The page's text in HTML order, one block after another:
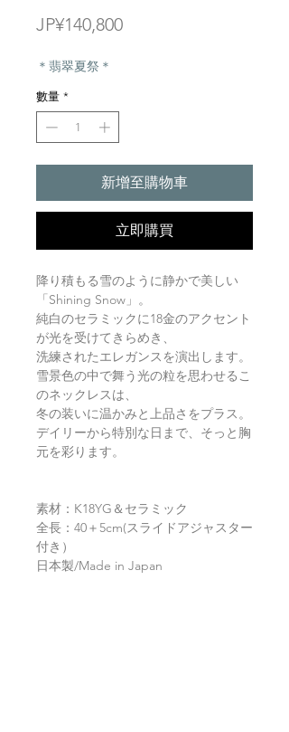
JP¥140,800價
＊翡翠夏祭＊
數量 *
新增至購物車
立即購買
降り積もる雪のように静かで美しい
「Shining Snow」。
純白のセラミックに18金のアクセント
が光を受けてきらめき、
洗練されたエレガンスを演出します。
雪景色の中で舞う光の粒を思わせるこ
のネックレスは、
冬の装いに温かみと上品さをプラス。
デイリーから特別な日まで、そっと胸
元を彩ります。
素材：K18YG＆セラミック
全長：40＋5cm(スライドアジャスター
付き）
日本製/Made in Japan